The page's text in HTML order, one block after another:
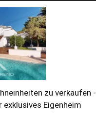
zu verkaufen -
Eigenheim